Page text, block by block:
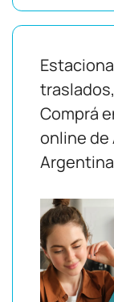
Comprá
online
Argentina